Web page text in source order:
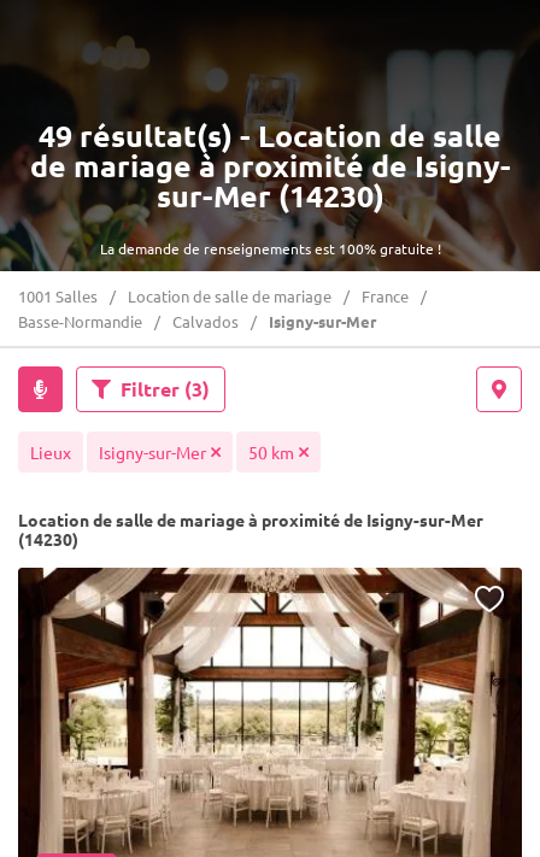
La demande de renseignements est 100% gratuite !
49 résultat(s) - Location de salle
de mariage à proximité de Isigny-
sur-Mer (14230)
1001 Salles Location de salle de mariage
France
Basse-Normandie
Calvados Isigny-sur-Mer
Filtrer (3)
Lieux Isigny-sur-Mer 50 km
Location de salle de mariage à proximité de Isigny-sur-Mer
(14230)